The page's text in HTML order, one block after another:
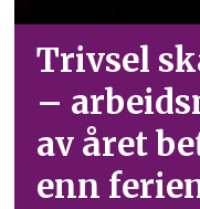
Trivsel
–
av året
enn